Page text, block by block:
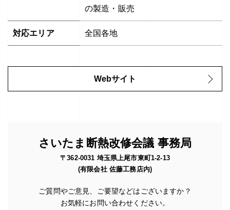
の製造・販売
対応エリア 全国各地
Webサイト
さいたま断熱改修会議 事務局
〒362-0031 埼玉県上尾市東町1-2-13
(有限会社 佐藤工務店内)
ご質問やご意見、ご要望などはございますか？
お気軽にお問い合わせください。